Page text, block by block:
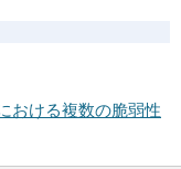
おける複数の脆弱性